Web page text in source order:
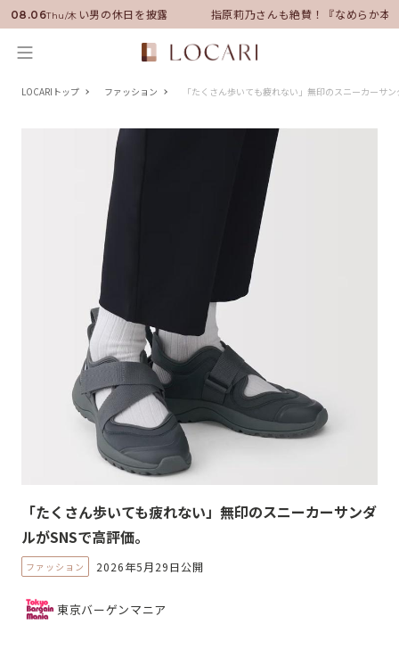
08.06Thu/木
ーに就任！いい男の休日を披露 指原莉乃さんも絶賛！『なめらか本
LOCARIトップ ファッション 「たくさん歩いても疲れない」無印のスニーカーサ
「たくさん歩いても疲れない」無印のスニーカーサンダ
ルがSNSで高評価。
ファッション 2026年5月29日公開
東京バーゲンマニア